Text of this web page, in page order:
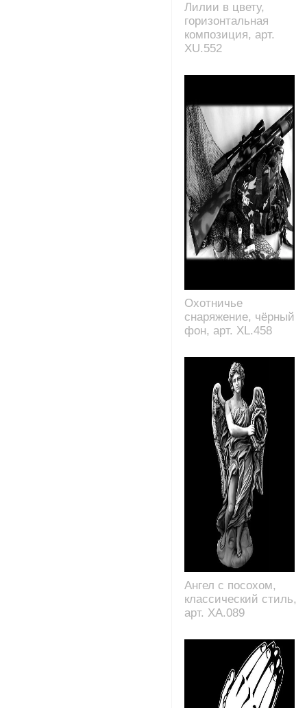
Лилии в цвету,
горизонтальная
композиция, арт.
XU.552
Охотничье
снаряжение, чёрный
фон, арт. XL.458
Ангел с посохом,
классический стиль,
арт. XA.089